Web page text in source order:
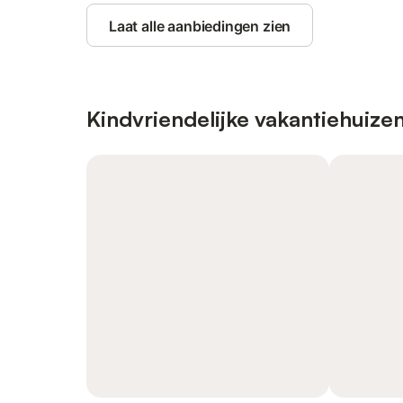
Laat alle aanbiedingen zien
Kindvriendelijke